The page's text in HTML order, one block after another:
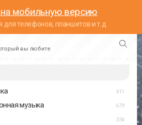
мобильную версию
для телефонов, планшетов и т.д
вы любите
411
музыка 679
334